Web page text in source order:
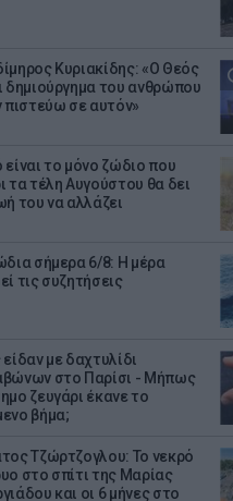
Κυριακίδης: «Ο Θεός
δημιούργημα του ανθρώπου
πιστεύω σε αυτόν»
είναι το μόνο ζώδιο που
τα τέλη Αυγούστου θα δει
του να αλλάζει
σήμερα 6/8: Η μέρα
τις συζητήσεις
με δαχτυλίδι
στο Παρίσι - Μήπως
ζευγάρι έκανε το
βήμα;
Τζώρτζογλου: Το νεκρό
στο σπίτι της Μαρίας
και οι 6 μήνες στο